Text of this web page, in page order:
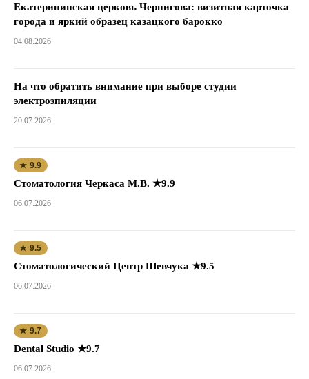
Екатерининская церковь Чернигова: визитная карточка
города и яркий образец казацкого барокко
04.08.2026
На что обратить внимание при выборе студии
электроэпиляции
20.07.2026
★ 9.9
Стоматология Черкаса М.В. ★9.9
06.07.2026
★ 9.5
Стоматологический Центр Шевчука ★9.5
06.07.2026
★ 9.7
Dental Studio ★9.7
06.07.2026